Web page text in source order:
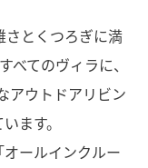
さとくつろぎに満
てのヴィラに、
アウトドアリビン
ます。
ールインクルー